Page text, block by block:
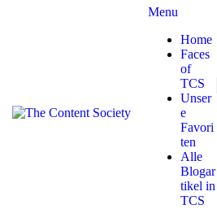
Menu
Home
Faces
of
TCS
Unser
e
Favori
ten
Alle
Blogar
tikel in
TCS